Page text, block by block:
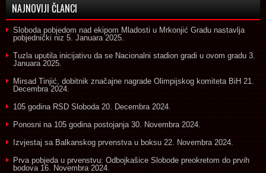
NAJNOVIJI ČLANCI
Sloboda pobjedom nad ekipom Mladosti u Mrkonjić Gradu nastavlja
pobjednički niz 5. Januara 2025.
Tuzla uputila inicijativu da se Nacionalni stadion gradi u ovom gradu 3.
Januara 2025.
Mirsad Tinjić, dobitnik značajne nagrade Olimpijskog komiteta BiH 21.
Decembra 2024.
105 godina RSD Sloboda 20. Decembra 2024.
Ponosni na 105 godina postojanja 30. Novembra 2024.
Izvjestaj sa Balkanskog prvenstva u boksu 22. Novembra 2024.
Prva pobjeda u prvenstvu: Odbojkašice Slobode preokretom do prvih
bodova 16. Novembra 2024.